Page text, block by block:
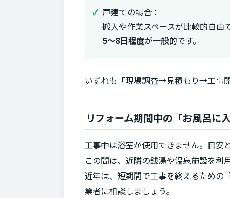
戸建ての場合：
搬入や作業スペースが比較的自由
5〜8日程度が一般的です。
いずれも「現場調査→見積もり→工事
リフォーム期間中の「お風呂に
工事中は浴室が使用できません。目安
この間は、近隣の銭湯や温泉施設を利
近年は、短期間で工事を終えるための
業者に相談しましょう。